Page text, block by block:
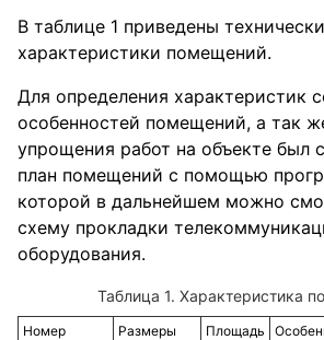
В таблице 1 приведены
характеристики помещений.
Для определения характеристик
особенностей помещений, а так
упрощения работ на объекте был
план помещений с помощью
которой в дальнейшем можно
схему прокладки
оборудования.
Таблица 1. Характеристика
Номер
Размеры Площадь